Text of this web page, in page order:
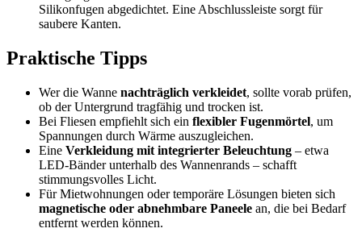
Silikonfugen abgedichtet. Eine Abschlussleiste sorgt für
saubere Kanten.
Praktische Tipps
Wer die Wanne nachträglich verkleidet, sollte vorab prüfen,
ob der Untergrund tragfähig und trocken ist.
Bei Fliesen empfiehlt sich ein flexibler Fugenmörtel, um
Spannungen durch Wärme auszugleichen.
Eine Verkleidung mit integrierter Beleuchtung – etwa
LED-Bänder unterhalb des Wannenrands – schafft
stimmungsvolles Licht.
Für Mietwohnungen oder temporäre Lösungen bieten sich
magnetische oder abnehmbare Paneele an, die bei Bedarf
entfernt werden können.